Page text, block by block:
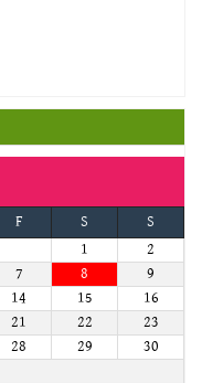
F S
S
1
2
7 8
9
14 15
16
21 22
23
28 29
30